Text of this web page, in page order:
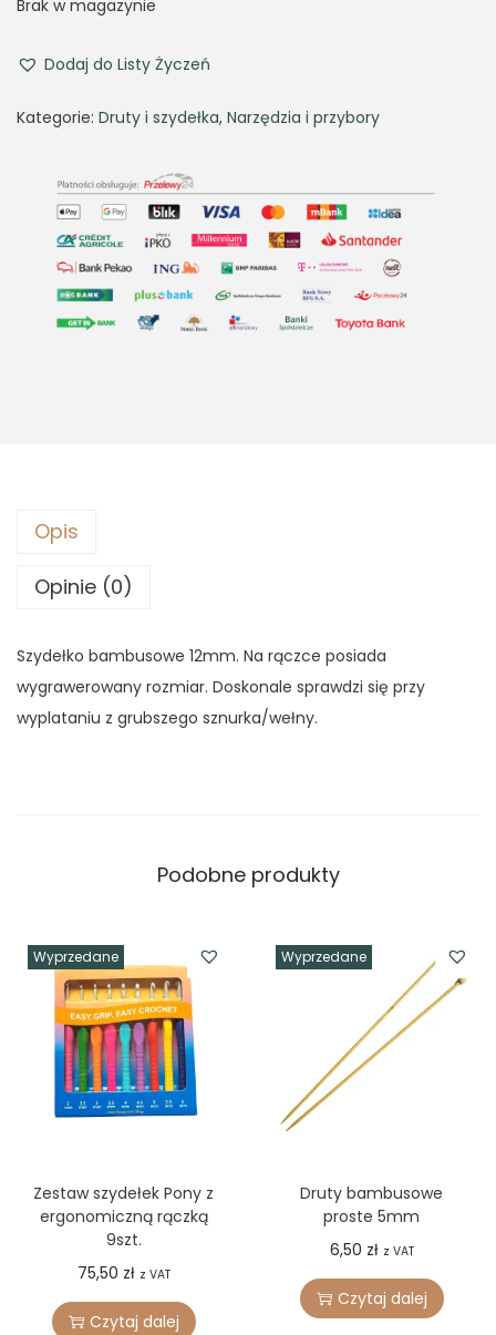
Brak w magazynie
Dodaj do Listy Życzeń
Kategorie: Druty i szydełka, Narzędzia i przybory
Opis
Opinie (0)
Szydełko bambusowe 12mm. Na rączce posiada
wygrawerowany rozmiar. Doskonale sprawdzi się przy
wyplataniu z grubszego sznurka/wełny.
Podobne produkty
Wyprzedane
Zestaw szydełek Pony z
ergonomiczną rączką
9szt.
75,50 zł z VAT
Czytaj dalej
Wyprzedane
Druty bambusowe
proste 5mm
6,50 zł z VAT
Czytaj dalej